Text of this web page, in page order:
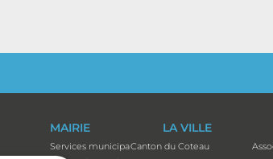
MAIRIE
Services municipaux
LA VILLE
Canton du Coteau